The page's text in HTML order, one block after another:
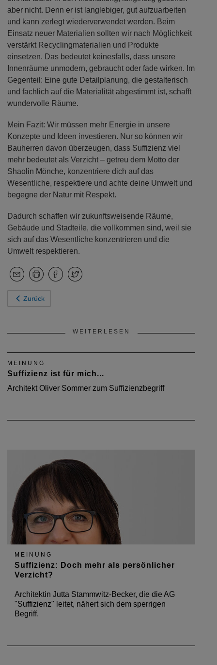
aber nicht. Denn er ist langlebiger, gut aufzuarbeiten
und kann zerlegt wiederverwendet werden. Beim
Einsatz neuer Materialien sollten wir nach Möglichkeit
verstärkt Recyclingmaterialien und Produkte
einsetzen. Das bedeutet keinesfalls, dass unsere
Innenräume unmodern, gebraucht oder fade wirken. Im
Gegenteil: Eine gute Detailplanung, die gestalterisch
und fachlich auf die Materialität abgestimmt ist, schafft
wundervolle Räume.
Mein Fazit: Wir müssen mehr Energie in unsere
Konzepte und Ideen investieren. Nur so können wir
Bauherren davon überzeugen, dass Suffizienz viel
mehr bedeutet als Verzicht – getreu dem Motto der
Shaolin Mönche, konzentriere dich auf das
Wesentliche, respektiere und achte deine Umwelt und
begegne der Natur mit Respekt.
Dadurch schaffen wir zukunftsweisende Räume,
Gebäude und Stadteile, die vollkommen sind, weil sie
sich auf das Wesentliche konzentrieren und die
Umwelt respektieren.
Zurück
WEITERLESEN
MEINUNG
Suffizienz ist für mich...
Architekt Oliver Sommer zum Suffizienzbegriff
MEINUNG
Suffizienz: Doch mehr als persönlicher
Verzicht?
Architektin Jutta Stammwitz-Becker, die die AG
"Suffizienz" leitet, nähert sich dem sperrigen
Begriff.